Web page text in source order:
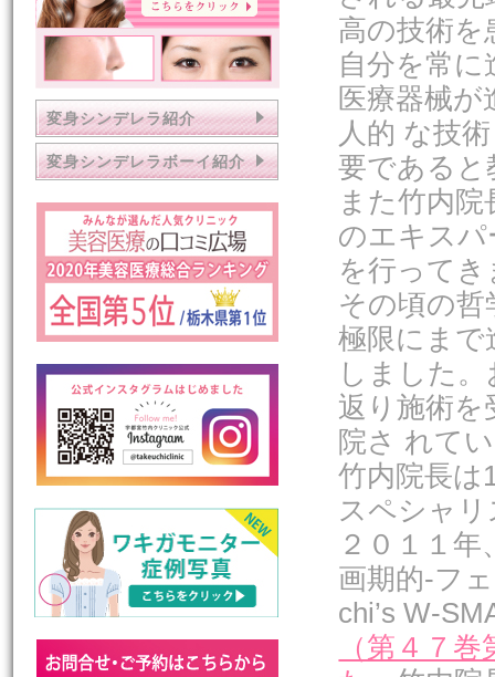
変身シンデレラ紹介
変身シンデレラボーイ紹介
高の技術を
自分を常
医療器械
人的 な技
要である
また竹内
のエキス
を行って
その頃の
極限にまで
しました
返り施術
院さ れて
竹内院長は
スペシャ
２０１１
画期的-フ
chi’s W-
（第４７